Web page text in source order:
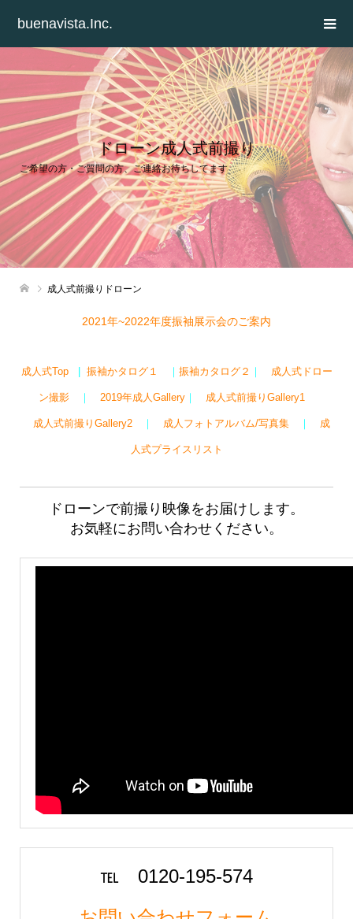
buenavista.Inc.
ドローン成人式前撮り
ご希望の方・ご質問の方、ご連絡お待ちしてます
成人式前撮りドローン
2021年~2022年度振袖展示会のご案内
成人式Top 振袖かタログ１ ｜ 振袖カタログ２ ｜ 成人式ドロー
ン撮影 ｜ 2019年成人Gallery｜ 成人式前撮りGallery1
成人式前撮りGallery2 ｜ 成人フォトアルバム/写真集 ｜ 成
人式プライスリスト
ドローンで前撮り映像をお届けします。
お気軽にお問い合わせください。
℡ 0120-195-574